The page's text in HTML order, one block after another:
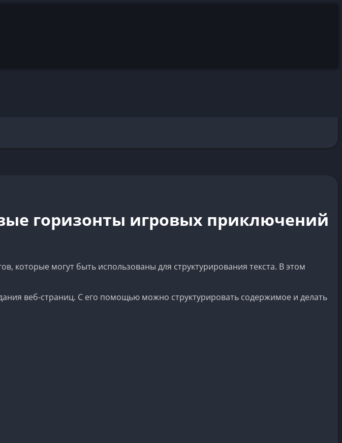
горизонты игровых приключений
которые могут быть использованы для структурирования текста. В этом
веб-страниц. С его помощью можно структурировать содержимое и делать